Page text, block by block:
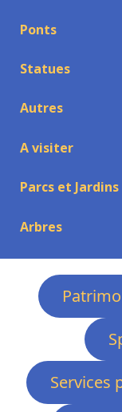
Ponts
Statues
Autres
A visiter
Parcs et Jardins
Arbres
Services